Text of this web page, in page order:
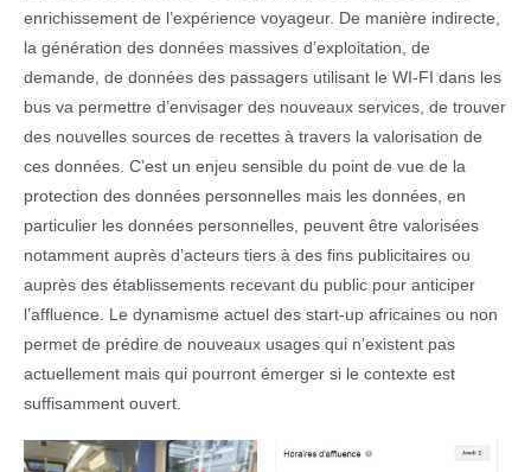
enrichissement de l’expérience voyageur. De manière indirecte,
la génération des données massives d’exploitation, de
demande, de données des passagers utilisant le WI-FI dans les
bus va permettre d’envisager des nouveaux services, de trouver
des nouvelles sources de recettes à travers la valorisation de
ces données. C’est un enjeu sensible du point de vue de la
protection des données personnelles mais les données, en
particulier les données personnelles, peuvent être valorisées
notamment auprès d’acteurs tiers à des fins publicitaires ou
auprès des établissements recevant du public pour anticiper
l’affluence. Le dynamisme actuel des start-up africaines ou non
permet de prédire de nouveaux usages qui n’existent pas
actuellement mais qui pourront émerger si le contexte est
suffisamment ouvert.